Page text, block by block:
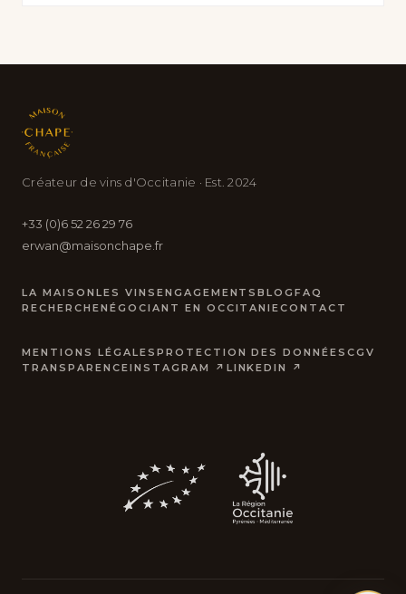
Créateur de vins d'Occitanie · Est. 2024
+33 (0)6 52 26 29 76
erwan@maisonchape.fr
LA MAISON LES VINS ENGAGEMENTSBLOGFAQ
RECHERCHENÉGOCIANT EN OCCITANIECONTACT
MENTIONS LÉGALES PROTECTION DES DONNÉESCGV
TRANSPARENCEINSTAGRAM ↗ LINKEDIN ↗